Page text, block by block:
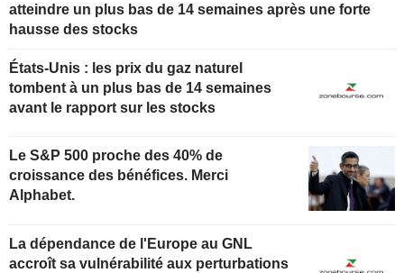
atteindre un plus bas de 14 semaines après une forte
hausse des stocks
États-Unis : les prix du gaz naturel
tombent à un plus bas de 14 semaines
avant le rapport sur les stocks
Le S&P 500 proche des 40% de
croissance des bénéfices. Merci
Alphabet.
La dépendance de l'Europe au GNL
accroît sa vulnérabilité aux perturbations